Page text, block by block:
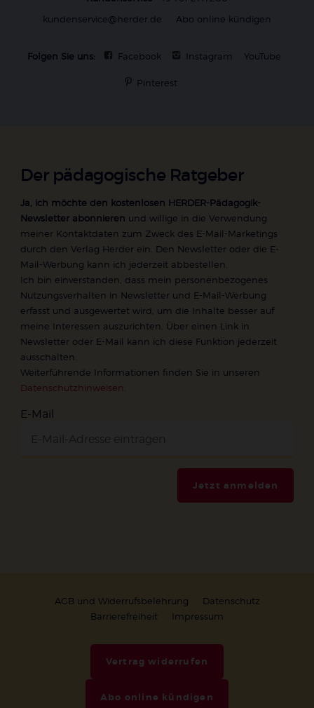
kundenservice@herder.de
Abo online kündigen
Folgen Sie uns: Facebook Instagram YouTube
Pinterest
Der pädagogische Ratgeber
Ja, ich möchte den kostenlosen HERDER-Pädagogik-
Newsletter abonnieren und willige in die Verwendung
meiner Kontaktdaten zum Zweck des E-Mail-Marketings
durch den Verlag Herder ein. Den Newsletter oder die E-
Mail-Werbung kann ich jederzeit abbestellen.
Ich bin einverstanden, dass mein personenbezogenes
Nutzungsverhalten in Newsletter und E-Mail-Werbung
erfasst und ausgewertet wird, um die Inhalte besser auf
meine Interessen auszurichten. Über einen Link in
Newsletter oder E-Mail kann ich diese Funktion jederzeit
ausschalten.
Weiterführende Informationen finden Sie in unseren
Datenschutzhinweisen
E-Mail
Jetzt anmelden
AGB und Widerrufsbelehrung
Datenschutz
Barrierefreiheit
Impressum
Vertrag widerrufen
Abo online kündigen